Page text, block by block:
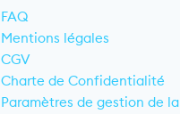
FAQ
Mentions légales
CGV
Charte de Confidentialité
Paramètres de gestion de la